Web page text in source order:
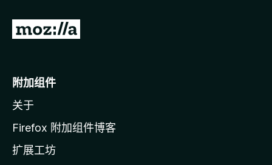
转
o
i
l
a
附加组件
关于
Firefox 附加组件博客
扩展工坊